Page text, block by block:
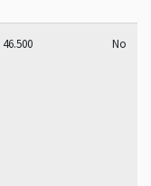
46.500 No